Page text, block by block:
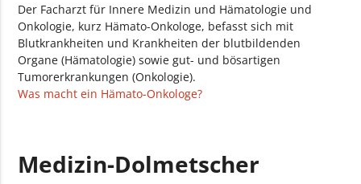
Der Facharzt für Innere Medizin und Hämatologie und
Onkologie, kurz Hämato-Onkologe, befasst sich mit
Blutkrankheiten und Krankheiten der blutbildenden
Organe (Hämatologie) sowie gut- und bösartigen
Tumorerkrankungen (Onkologie).
Was macht ein Hämato-Onkologe?
Medizin-Dolmetscher